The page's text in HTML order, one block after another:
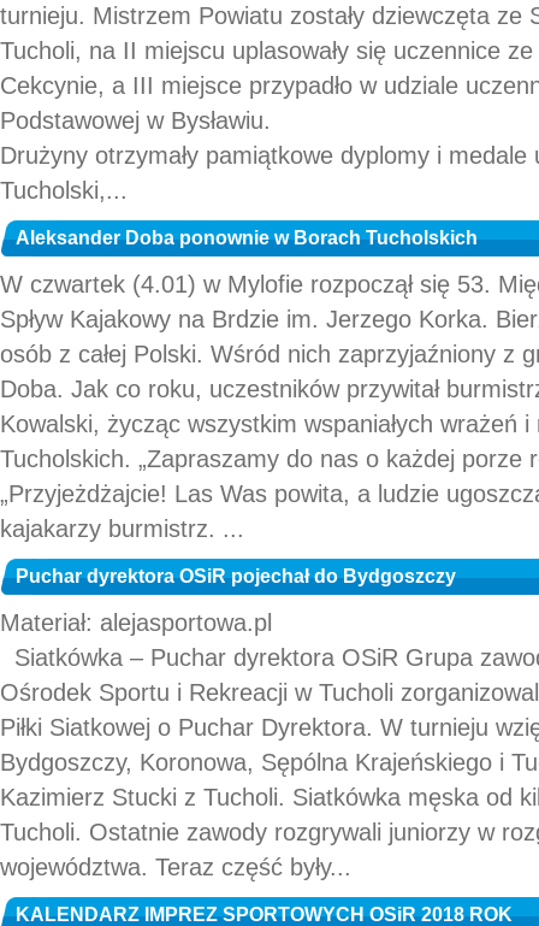
turnieju. Mistrzem Powiatu zostały dziewczęta ze
Tucholi, na II miejscu uplasowały się uczennice
Cekcynie, a III miejsce przypadło w udziale
Podstawowej w Bysławiu.
Drużyny otrzymały pamiątkowe dyplomy i
Tucholski,...
Aleksander Doba ponownie w Borach Tucholskich
W czwartek (4.01) w Mylofie rozpoczął się 53.
Spływ Kajakowy na Brdzie im. Jerzego Korka.
osób z całej Polski. Wśród nich zaprzyjaźniony z
Doba. Jak co roku, uczestników przywitał
Kowalski, życząc wszystkim wspaniałych wrażeń
Tucholskich. „Zapraszamy do nas o każdej porze
„Przyjeżdżajcie! Las Was powita, a ludzie
kajakarzy burmistrz. ...
Puchar dyrektora OSiR pojechał do Bydgoszczy
Materiał: alejasportowa.pl
Siatkówka – Puchar dyrektora OSiR Grupa
Ośrodek Sportu i Rekreacji w Tucholi
Piłki Siatkowej o Puchar Dyrektora. W turnieju
Bydgoszczy, Koronowa, Sępólna Krajeńskiego i
Kazimierz Stucki z Tucholi. Siatkówka męska od
Tucholi. Ostatnie zawody rozgrywali juniorzy w
województwa. Teraz część były...
KALENDARZ IMPREZ SPORTOWYCH OSiR 2018 ROK